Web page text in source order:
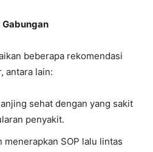
Gabungan
beberapa rekomendasi
antara lain:
sehat dengan yang sakit
penyakit.
menerapkan SOP lalu lintas